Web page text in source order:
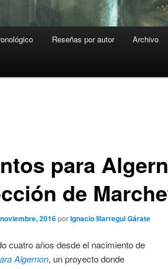
Reseñas por autor Archivo
para
de
2016porIgnacio Illarregui Gárate
cuatro años desde el nacimiento de
Algernon, un proyecto donde